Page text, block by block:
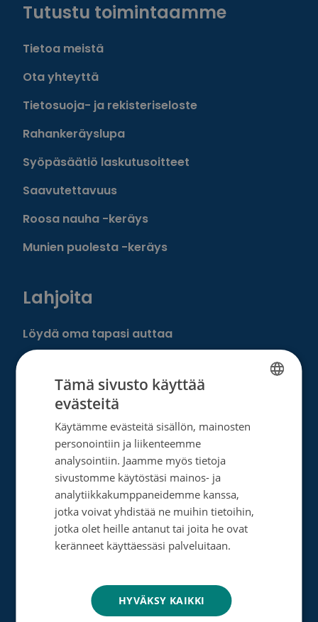
Tutustu toimintaamme
Tietoa meistä
Ota yhteyttä
Tietosuoja- ja rekisteriseloste
Rahankeräyslupa
Syöpäsäätiö laskutusoitteet
Saavutettavuus
Roosa nauha -keräys
Munien puolesta -keräys
Lahjoita
Löydä oma tapasi auttaa
Tee kertalahjoitus
Tee muistolahja
Perusta merkkipäiväkeräys
Perusta muistokeräys
Perusta oma keräyksesi
Perusta päivätyökeräys
Suurlahjoitus
SWEDISH
Tämä sivusto käyttää
evästeitä
Käytämme evästeitä sisällön, mainosten
personointiin ja liikenteemme
analysointiin. Jaamme myös tietoja
sivustomme käytöstäsi mainos- ja
analytiikkakumppaneidemme kanssa,
jotka voivat yhdistää ne muihin tietoihin,
jotka olet heille antanut tai joita he ovat
keränneet käyttäessäsi palveluitaan.
HYVÄKSY KAIKKI